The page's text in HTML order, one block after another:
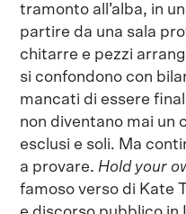
tramonto all’alba, in
partire da una sala
chitarre e pezzi
si confondono con
mancati di essere
non diventano mai un
esclusi e soli. Ma
a provare. Hold your
famoso verso di Kate